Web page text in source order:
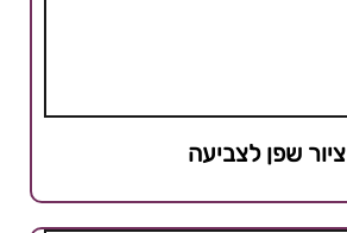
ציור שפן לצביעה